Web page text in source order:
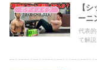
ボディメイク
【
ーニ
代表
て解説